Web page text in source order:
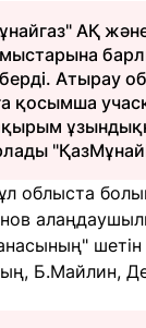
АҚ
Атырау
қосымша
облыста
Б.Майлин,